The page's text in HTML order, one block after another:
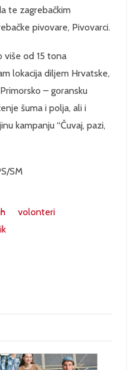
te zagrebačkim
pivovare, Pivovarci.
više od 15 tona
lokacija diljem Hrvatske,
– goransku
šuma i polja, ali i
kampanju “Čuvaj, pazi,
SM
volonteri